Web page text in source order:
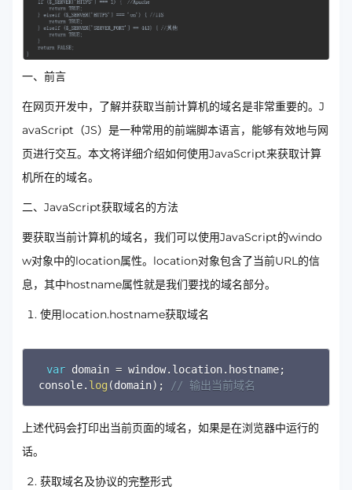
一、前言
在网页开发中，了解并获取当前计算机的域名是非常重要的。J
avaScript（JS）是一种常用的前端脚本语言，能够有效地与网
页进行交互。本文将详细介绍如何使用JavaScript来获取计算
机所在的域名。
二、JavaScript获取域名的方法
要获取当前计算机的域名，我们可以使用JavaScript的windo
w对象中的location属性。location对象包含了当前URL的信
息，其中hostname属性就是我们要找的域名部分。
使用location.hostname获取域名
var domain = window. location. hostname;
console. log (domain) ; // 输出当前域名
上述代码会打印出当前页面的域名，如果是在浏览器中运行的
话。
获取域名及协议的完整形式